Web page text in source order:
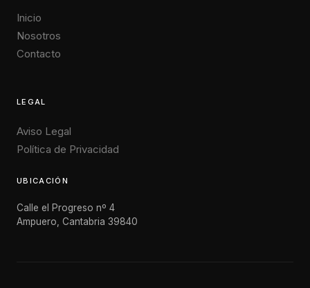
Inicio
Nosotros
Contacto
LEGAL
Aviso Legal
Política de Privacidad
UBICACIÓN
Calle el Progreso nº 4
Ampuero, Cantabria 39840